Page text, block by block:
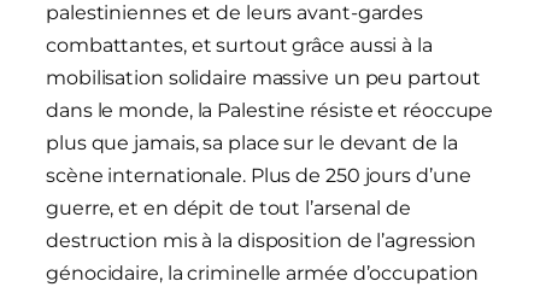
palestiniennes et de leurs avant-gardes
combattantes, et surtout grâce aussi à la
mobilisation solidaire massive un peu partout
dans le monde, la Palestine résiste et réoccupe
plus que jamais, sa place sur le devant de la
scène internationale. Plus de 250 jours d’une
guerre, et en dépit de tout l’arsenal de
destruction mis à la disposition de l’agression
génocidaire, la criminelle armée d’occupation